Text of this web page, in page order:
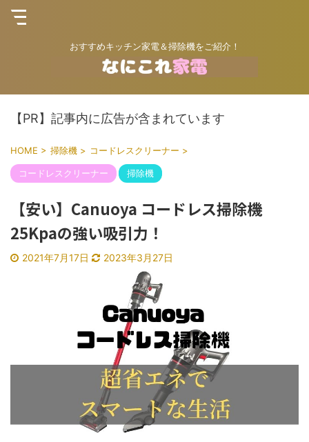
おすすめキッチン家電＆掃除機をご紹介！
【PR】記事内に広告が含まれています
HOME > 掃除機 > コードレスクリーナー >
コードレスクリーナー 掃除機
【安い】Canuoya コードレス掃除機
25Kpaの強い吸引力！
2021年7月17日 2023年3月27日